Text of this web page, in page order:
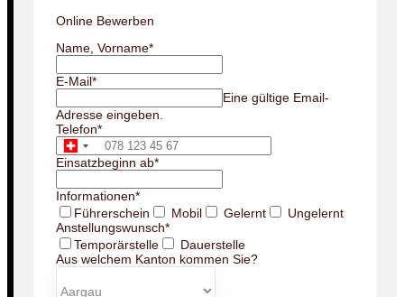
Online Bewerben
Name, Vorname*
E-Mail*
Eine gültige Email-
Adresse eingeben.
Telefon*
Einsatzbeginn ab*
Informationen*
Führerschein
Mobil Gelernt
Ungelernt
Anstellungswunsch*
Temporärstelle
Dauerstelle
Aus welchem Kanton kommen Sie?